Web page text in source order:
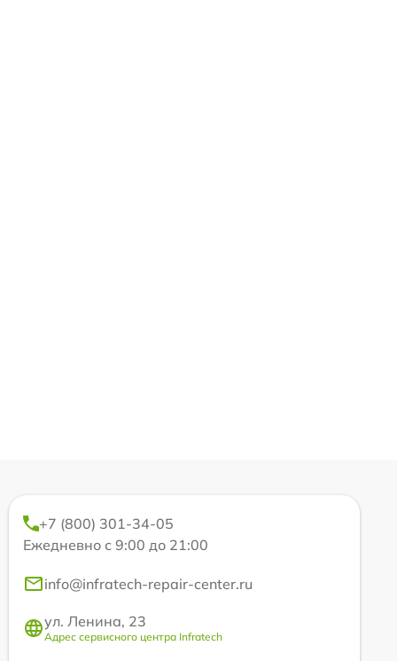
+7 (800) 301-34-05
Ежедневно с 9:00 до 21:00
info@infratech-repair-center.ru
ул. Ленина, 23
Адрес сервисного центра Infratech